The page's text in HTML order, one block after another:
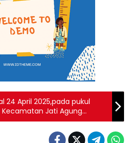
24 April 2025,pada pukul
Kecamatan Jati Agung
Gelar kegiatan Rapat
Kecamatan Kabupaten